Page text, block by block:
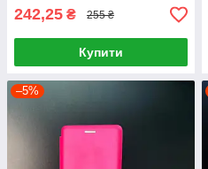
242,25 ₴ 255 ₴
Купити
–5%